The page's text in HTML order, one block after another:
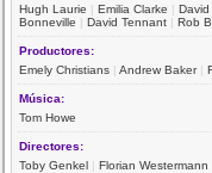
Hugh Laurie |Emilia Clarke |
Bonneville |David Tennant |Rob
Productores:
Emely Christians |Andrew Baker|
Música:
Tom Howe
Directores:
Toby Genkel |Florian Westermann